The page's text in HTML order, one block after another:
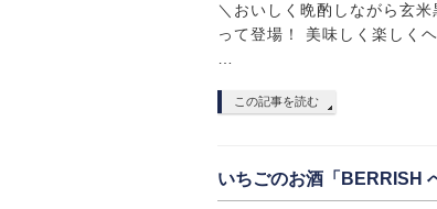
＼おいしく晩酌しながら玄
って登場！ 美味しく楽しく
…
この記事を読む
いちごのお酒「BERRISH